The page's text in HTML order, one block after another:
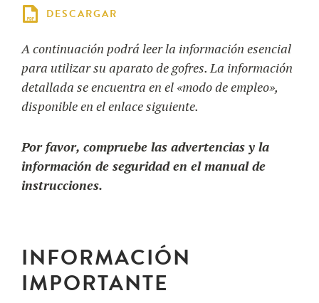
PRODUCTOS
Ingredientes
UTILIZACIÓN
RECETAS
FAQ
CONTACTO EN PRESUPUESTO
DESCARGAR
A continuación podrá leer la información esencial
para utilizar su aparato de gofres. La información
detallada se encuentra en el «modo de empleo»,
disponible en el enlace siguiente.
Por favor, compruebe las advertencias y la
información de seguridad en el manual de
instrucciones.
INFORMACIÓN
IMPORTANTE